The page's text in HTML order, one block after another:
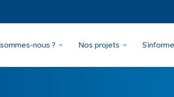
nous ? Nos projets